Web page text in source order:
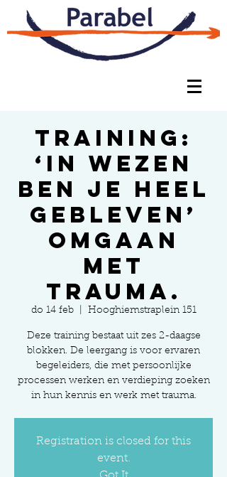
Training:
‘In wezen
ben je heel
gebleven’
omgaan
met
trauma.
do 14 feb
  |
Hooghiemstraplein 151
Deze training bestaat uit zes 2-daagse
blokken. De leergang is voor ervaren
begeleiders, die met persoonlijke
processen werken en verdieping zoeken
in hun kennis en werk met trauma.
Registration is closed for this
event.